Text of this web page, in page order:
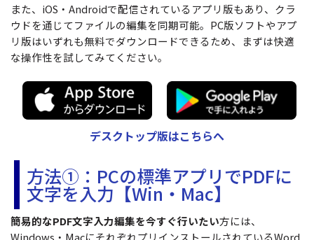
また、iOS・Androidで配信されているアプリ版もあり、クラ
ウドを通じてファイルの編集を同期可能。PC版ソフトやアプ
リ版はいずれも無料でダウンロードできるため、まずは快適
な操作性を試してみてください。
デスクトップ版はこちらへ
方法①：PCの標準アプリでPDFに
文字を入力【Win・Mac】
簡易的なPDF文字入力編集を今すぐ行いたい方には、
Windows・MacにそれぞれプリインストールされているWord